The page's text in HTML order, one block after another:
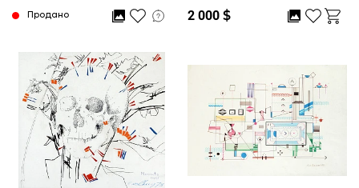
Продано 2 000 $